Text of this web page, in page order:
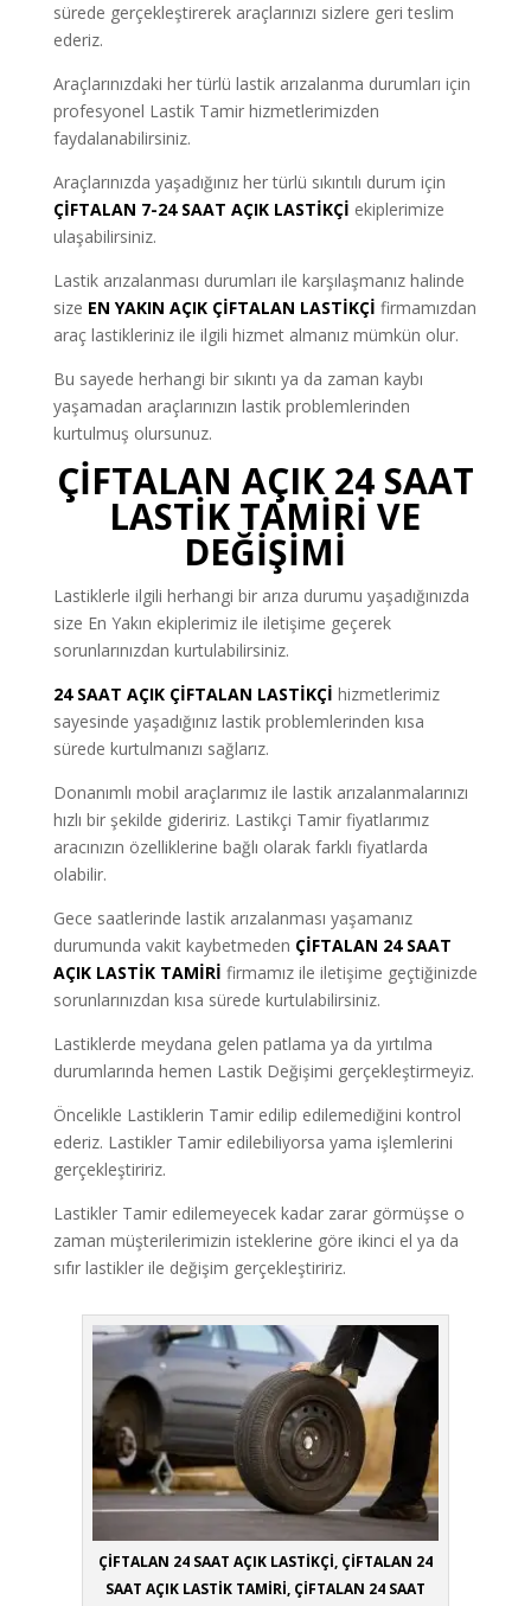
sürede gerçekleştirerek araçlarınızı sizlere geri teslim
ederiz.
Araçlarınızdaki her türlü lastik arızalanma durumları için
profesyonel Lastik Tamir hizmetlerimizden
faydalanabilirsiniz.
Araçlarınızda yaşadığınız her türlü sıkıntılı durum için
ÇİFTALAN 7-24 SAAT AÇIK LASTİKÇİ ekiplerimize
ulaşabilirsiniz.
Lastik arızalanması durumları ile karşılaşmanız halinde
size EN YAKIN AÇIK ÇİFTALAN LASTİKÇİ firmamızdan
araç lastikleriniz ile ilgili hizmet almanız mümkün olur.
Bu sayede herhangi bir sıkıntı ya da zaman kaybı
yaşamadan araçlarınızın lastik problemlerinden
kurtulmuş olursunuz.
ÇİFTALAN AÇIK 24 SAAT
LASTİK TAMİRİ VE
DEĞİŞİMİ
Lastiklerle ilgili herhangi bir arıza durumu yaşadığınızda
size En Yakın ekiplerimiz ile iletişime geçerek
sorunlarınızdan kurtulabilirsiniz.
24 SAAT AÇIK ÇİFTALAN LASTİKÇİ hizmetlerimiz
sayesinde yaşadığınız lastik problemlerinden kısa
sürede kurtulmanızı sağlarız.
Donanımlı mobil araçlarımız ile lastik arızalanmalarınızı
hızlı bir şekilde gideririz. Lastikçi Tamir fiyatlarımız
aracınızın özelliklerine bağlı olarak farklı fiyatlarda
olabilir.
Gece saatlerinde lastik arızalanması yaşamanız
durumunda vakit kaybetmeden ÇİFTALAN 24 SAAT
AÇIK LASTİK TAMİRİ firmamız ile iletişime geçtiğinizde
sorunlarınızdan kısa sürede kurtulabilirsiniz.
Lastiklerde meydana gelen patlama ya da yırtılma
durumlarında hemen Lastik Değişimi gerçekleştirmeyiz.
Öncelikle Lastiklerin Tamir edilip edilemediğini kontrol
ederiz. Lastikler Tamir edilebiliyorsa yama işlemlerini
gerçekleştiririz.
Lastikler Tamir edilemeyecek kadar zarar görmüşse o
zaman müşterilerimizin isteklerine göre ikinci el ya da
sıfır lastikler ile değişim gerçekleştiririz.
ÇİFTALAN 24 SAAT AÇIK LASTİKÇİ, ÇİFTALAN 24
SAAT AÇIK LASTİK TAMİRİ, ÇİFTALAN 24 SAAT